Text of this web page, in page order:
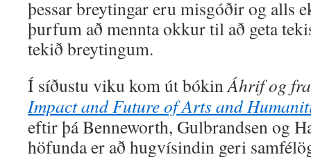
þessar breytingar eru misgóðir og alls
þurfum að mennta okkur til að geta
tekið breytingum.
Í síðustu viku kom út bókinÁhrif og
Impact and Future of Arts and
eftir þá Benneworth, Gulbrandsen og
höfunda er að hugvísindin geri